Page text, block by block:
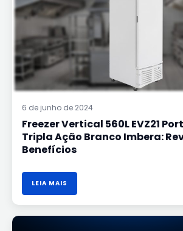
6 de junho de 2024
Freezer Vertical 560L EVZ21
Tripla Ação Branco Imbera:
Benefícios
TRIPLA
AÇÃO
BRANCO
IMBERA:
REVIEW
E
BENEFÍCIOS
LEIA MAIS
MOEDOR